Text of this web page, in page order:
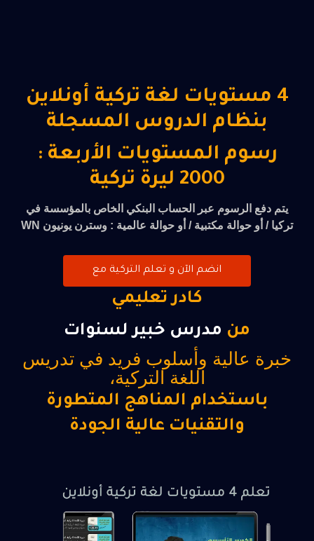
4 مستويات لغة تركية أونلاين
بنظام الدروس المسجلة
رسوم المستويات الأربعة :
2000 ليرة تركية
يتم دفع الرسوم عبر الحساب البنكي الخاص بالمؤسسة في
تركيا / أو حوالة مكتبية / أو حوالة عالمية : وسترن يونيون WN
انضم الآن و تعلم التركية مع
كادر تعليمي
من مدرس خبير لسنوات
خبرة عالية وأسلوب فريد في تدريس
اللغة التركية،
باستخدام المناهج المتطورة
والتقنيات عالية الجودة